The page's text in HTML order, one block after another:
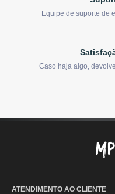
Equipe de suporte de
Caso haja algo,
ATENDIMENTO AO CLIENTE